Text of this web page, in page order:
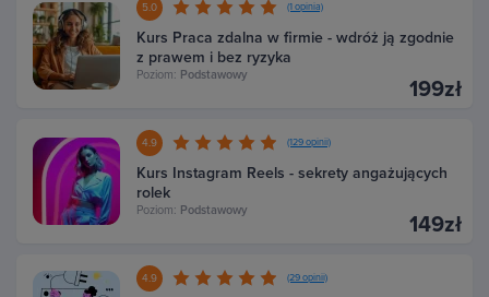
5.0 (1 opinia)
Kurs Praca zdalna w firmie - wdróż ją zgodnie
z prawem i bez ryzyka
Poziom: Podstawowy
199zł
4.9 (129 opinii)
Kurs Instagram Reels - sekrety angażujących
rolek
Poziom: Podstawowy
149zł
4.9 (29 opinii)